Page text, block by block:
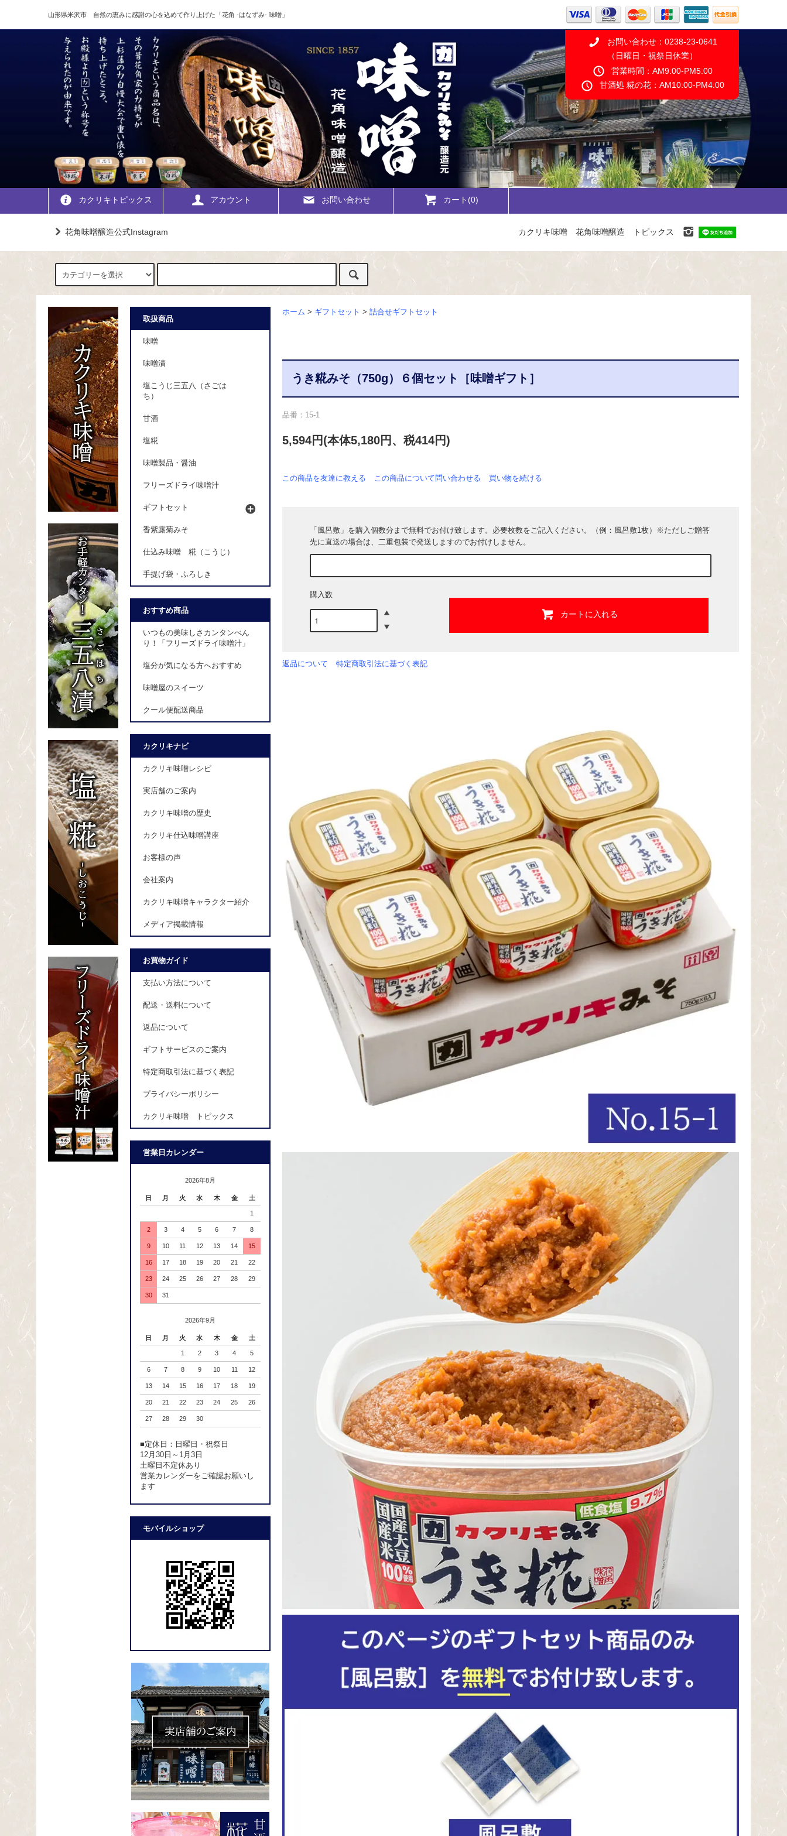
山形県米沢市 自然の恵みに感謝の心を込めて作り上げた「花角 -はなずみ- 味噌」
お問い合わせ：0238-23-0641
（日曜日・祝祭日休業）
営業時間：AM9:00-PM5:00
甘酒処 糀の花：AM10:00-PM4:00
カクリキトピックス アカウント お問い合わせ カート(0)
花角味噌醸造公式Instagram カクリキ味噌 花角味噌醸造 トピックス
ホーム > ギフトセット > 詰合せギフトセット
うき糀みそ（750g）６個セット［味噌ギフト］
品番：15-1
5,594円(本体5,180円、税414円)
この商品を友達に教える この商品について問い合わせる 買い物を続ける
「風呂敷」を購入個数分まで無料でお付け致します。必要枚数をご記入ください。（例：風呂敷1枚）※ただしご贈答
先に直送の場合は、二重包装で発送しますのでお付けしません。
購入数
カートに入れる
返品について 特定商取引法に基づく表記
取扱商品
味噌
味噌漬
塩こうじ三五八（さごは
ち）
甘酒
塩糀
味噌製品・醤油
フリーズドライ味噌汁
ギフトセット
香紫露菊みそ
仕込み味噌 糀（こうじ）
手提げ袋・ふろしき
おすすめ商品
いつもの美味しさカンタンべん
り！「フリーズドライ味噌汁」
塩分が気になる方へおすすめ
味噌屋のスイーツ
クール便配送商品
カクリキナビ
カクリキ味噌レシピ
実店舗のご案内
カクリキ味噌の歴史
カクリキ仕込味噌講座
お客様の声
会社案内
カクリキ味噌キャラクター紹介
メディア掲載情報
お買物ガイド
支払い方法について
配送・送料について
返品について
ギフトサービスのご案内
特定商取引法に基づく表記
プライバシーポリシー
カクリキ味噌 トピックス
営業日カレンダー
2026年8月
日 月 火 水 木 金 土
1
2 3 4 5 6 7 8
9 10 11 12 13 14 15
16 17 18 19 20 21 22
23 24 25 26 27 28 29
30 31
2026年9月
日 月 火 水 木 金 土
1 2 3 4 5
6 7 8 9 10 11 12
13 14 15 16 17 18 19
20 21 22 23 24 25 26
27 28 29 30
■定休日：日曜日・祝祭日
12月30日～1月3日
土曜日不定休あり
営業カレンダーをご確認お願いし
ます
モバイルショップ